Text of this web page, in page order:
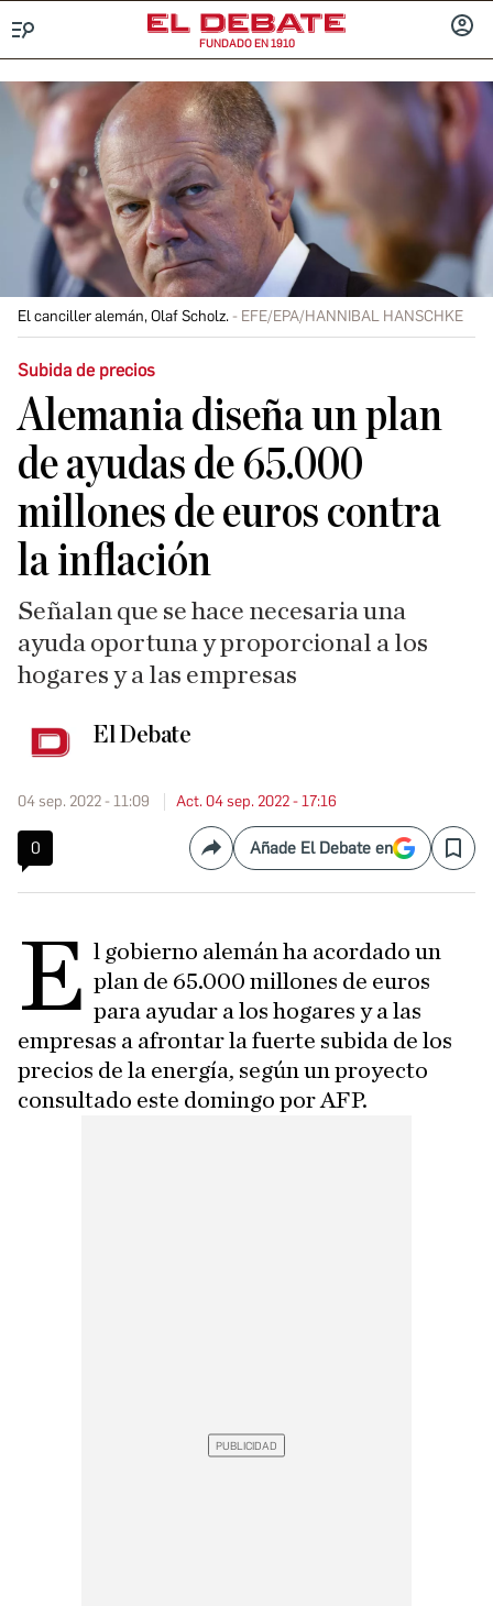
FUNDADO EN 1910
El canciller alemán, Olaf Scholz. EFE/EPA/HANNIBAL HANSCHKE
Subida de precios
Alemania diseña un plan
de ayudas de 65.000
millones de euros contra
la inflación
Señalan que se hace necesaria una
ayuda oportuna y proporcional a los
hogares y a las empresas
El Debate
04 sep. 2022 - 11:09 Act. 04 sep. 2022 - 17:16
0 CompartirAñade El Debate en Save
E l gobierno alemán ha acordado un
plan de 65.000 millones de euros
para ayudar a los hogares y a las
empresas a afrontar la fuerte subida de los
precios de la energía, según un proyecto
consultado este domingo por AFP.